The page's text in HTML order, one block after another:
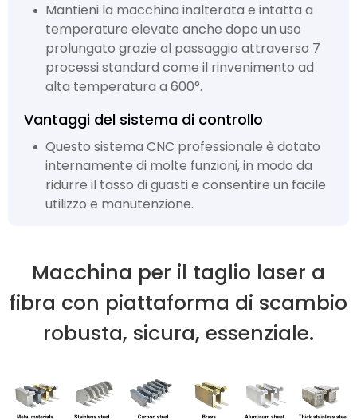
Mantieni la macchina inalterata e intatta a
temperature elevate anche dopo un uso
prolungato grazie al passaggio attraverso 7
processi standard come il rinvenimento ad
alta temperatura a 600°.
Vantaggi del sistema di controllo
Questo sistema CNC professionale è dotato
internamente di molte funzioni, in modo da
ridurre il tasso di guasti e consentire un facile
utilizzo e manutenzione.
Macchina per il taglio laser a
fibra con piattaforma di scambio
robusta, sicura, essenziale.